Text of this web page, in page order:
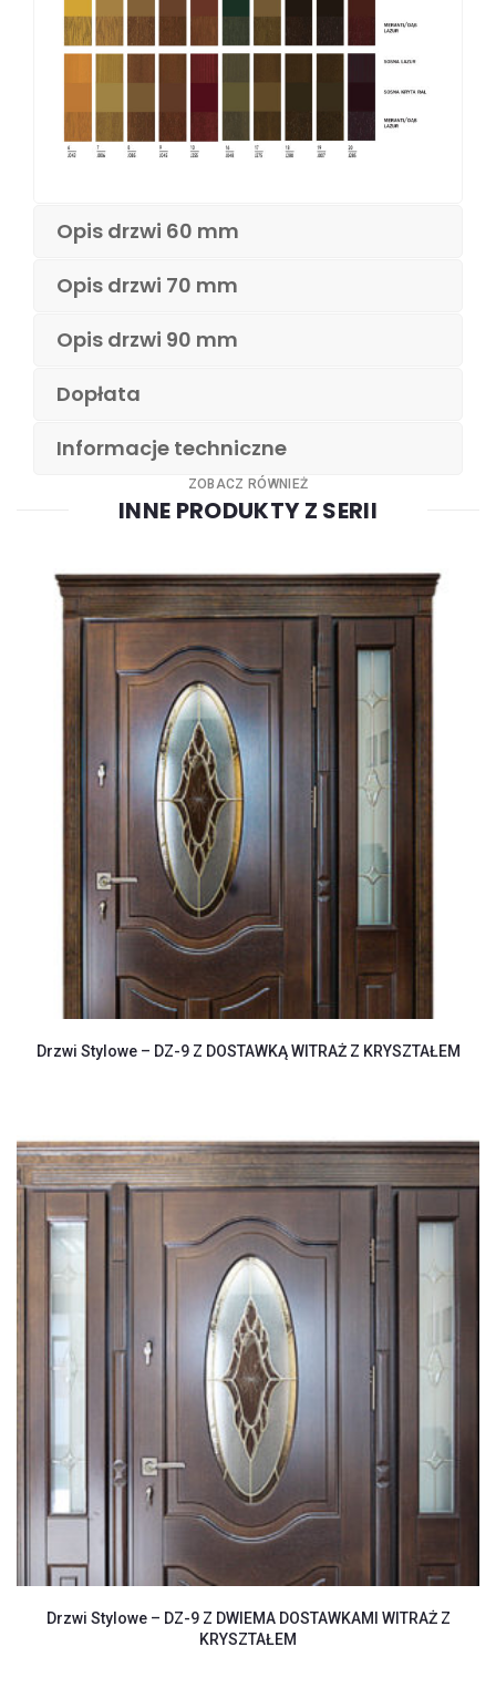
Opis drzwi 60 mm
Opis drzwi 70 mm
Opis drzwi 90 mm
Dopłata
Informacje techniczne
ZOBACZ RÓWNIEŻ
INNE PRODUKTY Z SERII
Drzwi Stylowe – DZ-9 Z DOSTAWKĄ WITRAŻ Z KRYSZTAŁEM
Drzwi Stylowe – DZ-9 Z DWIEMA DOSTAWKAMI WITRAŻ Z
KRYSZTAŁEM